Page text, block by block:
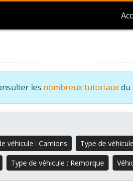
les nombreux tutoriauxdu
véhicule : Camions Type de
Type de véhicule : Remorque